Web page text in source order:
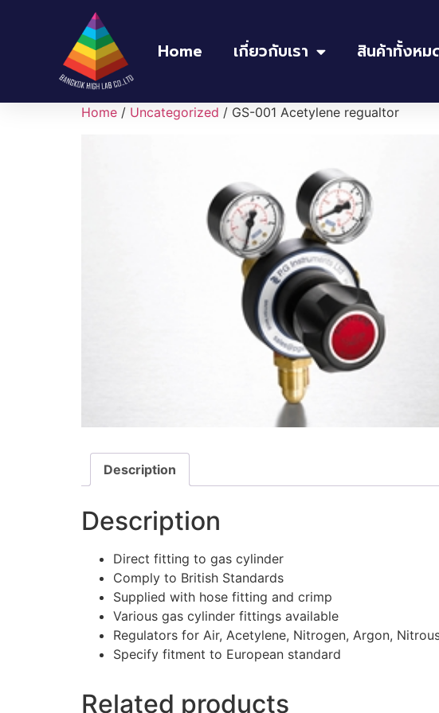
Home เกี่ยวกับเรา สินค้าทั้งหม
Home / Uncategorized / GS-001 Acetylene regualtor
Description
Description
Direct fitting to gas cylinder
Comply to British Standards
Supplied with hose fitting and crimp
Various gas cylinder fittings available
Regulators for Air, Acetylene, Nitrogen, Argon,
Specify fitment to European standard
Related products